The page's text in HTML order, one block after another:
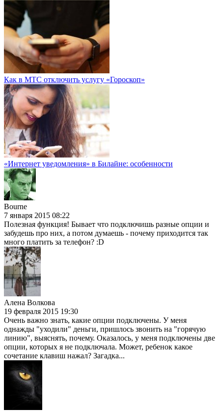
Как в МТС отключить услугу «Гороскоп»
«Интернет уведомления» в Билайне: особенности
Bourne
7 января 2015 08:22
Полезная функция! Бывает что подключишь разные опции и
забудешь про них, а потом думаешь - почему приходится так
много платить за телефон? :D
Алена Волкова
19 февраля 2015 19:30
Очень важно знать, какие опции подключены. У меня
однажды "уходили" деньги, пришлось звонить на "горячую
линию", выяснять, почему. Оказалось, у меня подключены две
опции, которых я не подключала. Может, ребенок какое
сочетание клавиш нажал? Загадка...